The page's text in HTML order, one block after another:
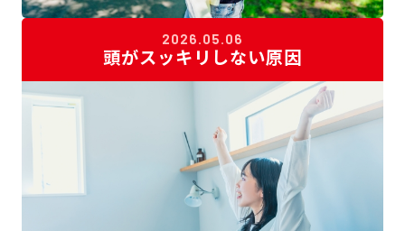
2026.05.06
頭がスッキリしない原因